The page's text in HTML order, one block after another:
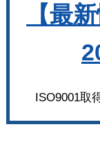
【最
ISO9001取